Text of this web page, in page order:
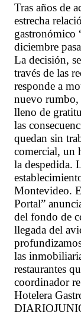
Tras años de
estrecha
gastronómico
diciembre
La decisión,
través de las
responde a
nuevo rumbo,
lleno de
las
quedan sin
comercial, un
la despedida.
Montevideo.
Portal”
del fondo de
llegada del
las
restaurantes
coordinador
Hotelera